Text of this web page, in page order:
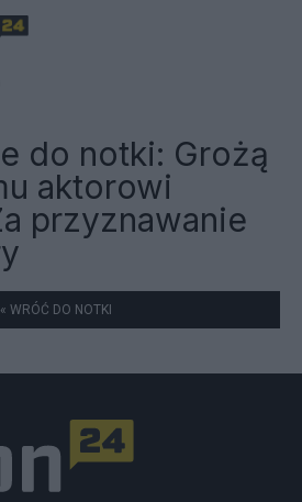
do notki: Grożą
aktorowi
przyznawanie
« WRÓĆ DO NOTKI